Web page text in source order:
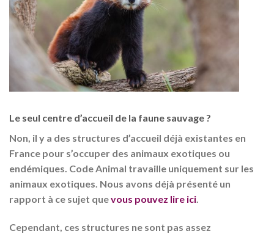
Le seul centre d’accueil de la faune sauvage ?
Non, il y a des structures d’accueil déjà existantes en
France pour s’occuper des animaux exotiques ou
endémiques. Code Animal travaille uniquement sur les
animaux exotiques. Nous avons déjà présenté un
rapport à ce sujet quevous pouvez lire ici.
Cependant, ces structures ne sont pas assez